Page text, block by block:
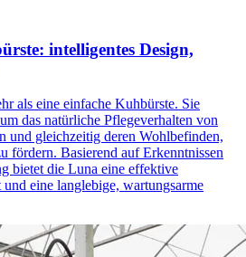
intelligentes Design,
als eine einfache Kuhbürste. Sie
das natürliche Pflegeverhalten von
und gleichzeitig deren Wohlbefinden,
fördern. Basierend auf Erkenntnissen
bietet die Luna eine effektive
eine langlebige, wartungsarme